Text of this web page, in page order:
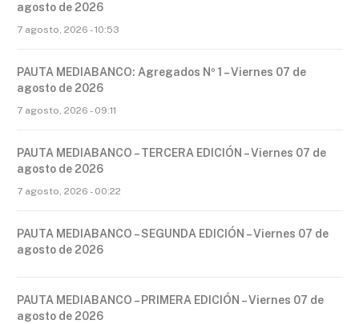
agosto de 2026
7 agosto, 2026 - 10:53
PAUTA MEDIABANCO: Agregados Nº 1 – Viernes 07 de
agosto de 2026
7 agosto, 2026 - 09:11
PAUTA MEDIABANCO – TERCERA EDICIÓN – Viernes 07 de
agosto de 2026
7 agosto, 2026 - 00:22
PAUTA MEDIABANCO – SEGUNDA EDICIÓN – Viernes 07 de
agosto de 2026
PAUTA MEDIABANCO – PRIMERA EDICIÓN – Viernes 07 de
agosto de 2026